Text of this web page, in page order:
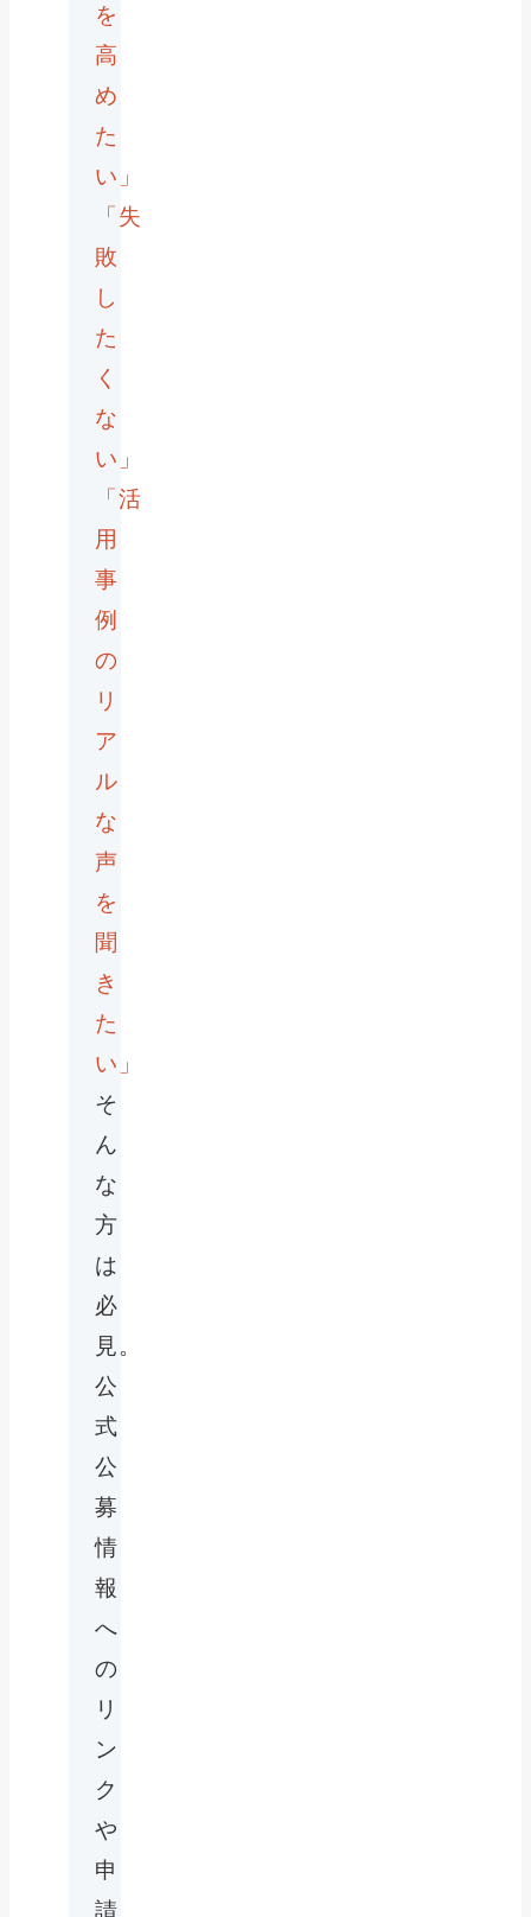
を
高
め
た
い」
「失
敗
し
た
く
な
い」
「活
用
事
例
の
リ
ア
ル
な
声
を
聞
き
た
い」
そ
ん
な
方
は
必
見。
公
式
公
募
情
報
へ
の
リ
ン
ク
や
申
請